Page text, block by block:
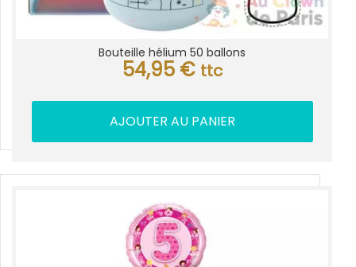
Bouteille hélium 50 ballons
54,95 € ttc
AJOUTER AU PANIER